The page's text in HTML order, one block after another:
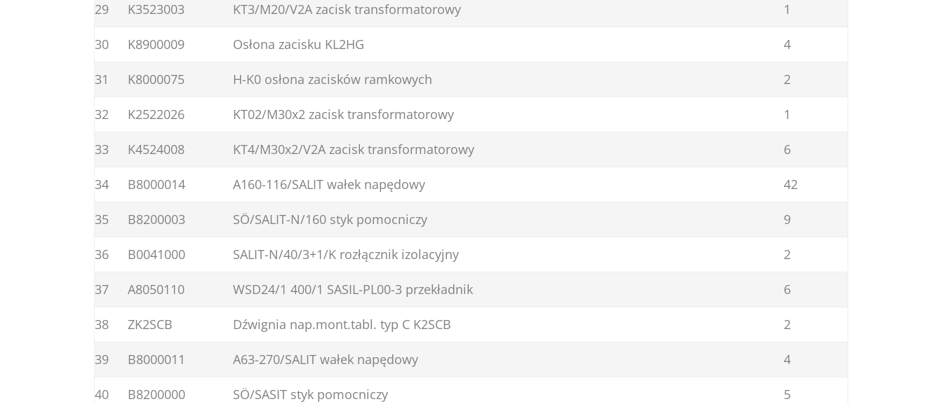
29 K3523003 KT3/M20/V2A zacisk transformatorowy 1
30 K8900009 Osłona zacisku KL2HG 4
31 K8000075 H-K0 osłona zacisków ramkowych 2
32 K2522026 KT02/M30x2 zacisk transformatorowy 1
33 K4524008 KT4/M30x2/V2A zacisk transformatorowy 6
34 B8000014 A160-116/SALIT wałek napędowy 42
35 B8200003 SÖ/SALIT-N/160 styk pomocniczy 9
36 B0041000 SALIT-N/40/3+1/K rozłącznik izolacyjny 2
37 A8050110 WSD24/1 400/1 SASIL-PL00-3 przekładnik 6
38 ZK2SCB Dźwignia nap.mont.tabl. typ C K2SCB 2
39 B8000011 A63-270/SALIT wałek napędowy 4
40 B8200000 SÖ/SASIT styk pomocniczy 5